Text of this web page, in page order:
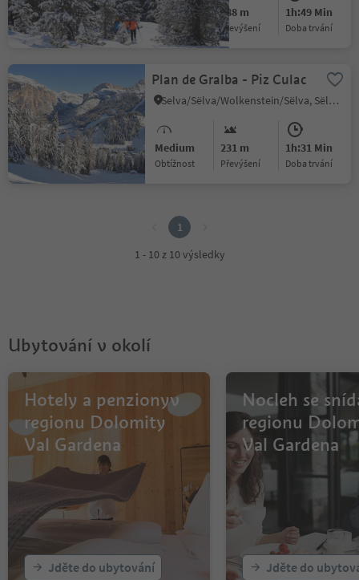
Medium
Obtížnost
488 m
Převýšení
1h:49 Min
doba trvání
Plan de Gralba - Piz Culac
Selva/Sëlva/Wolkenstein/Sëlva, Sëlva/Selva di Val Gardena, Dolomites Region Val Gardena
Medium
Obtížnost
231 m
Převýšení
1h:31 Min
doba trvání
1
1 - 10 z 10 výsledky
Ubytování v okolí
Hotely a penzionyv
regionu Dolomity
Val Gardena
Jděte do ubytování
Nocleh se
regionu
Val Gardena
Jděte do